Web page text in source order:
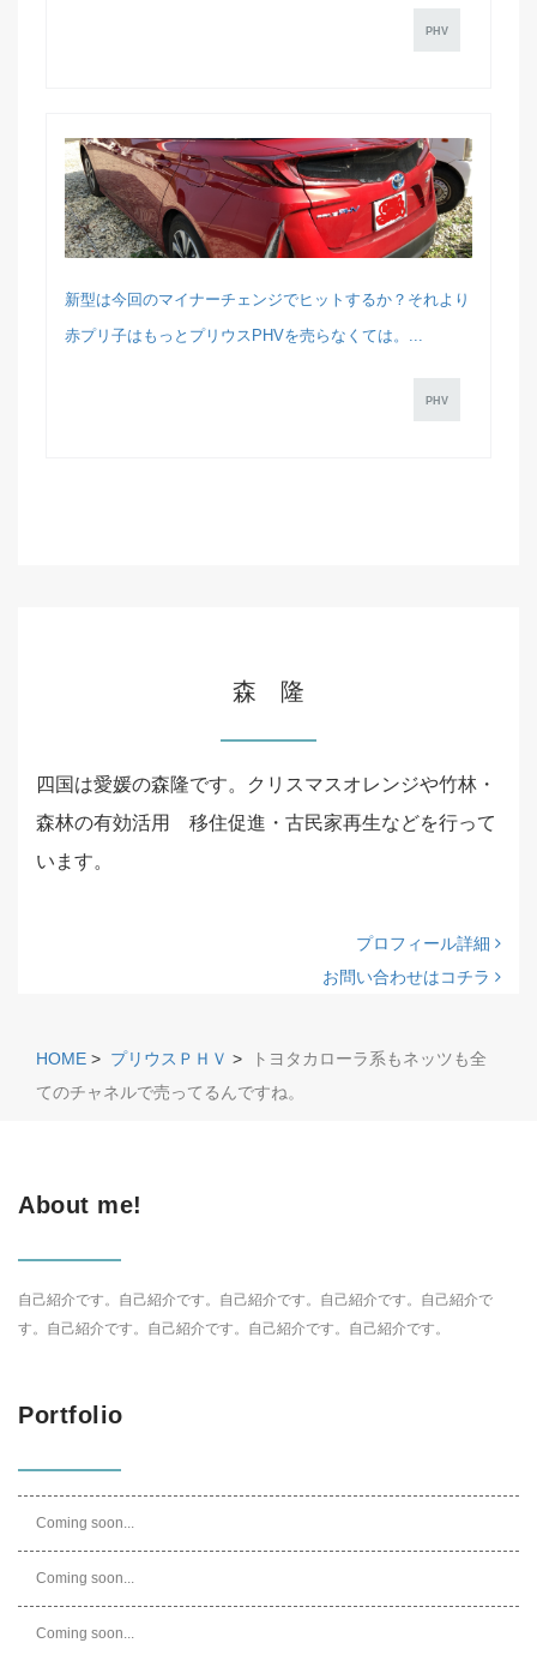
PHV
新型は今回のマイナーチェンジでヒットするか？それより
赤プリ子はもっとプリウスPHVを売らなくては。...
PHV
森 隆
四国は愛媛の森隆です。クリスマスオレンジや竹林・
森林の有効活用 移住促進・古民家再生などを行って
います。
プロフィール詳細
お問い合わせはコチラ
HOME > プリウスＰＨＶ >
トヨタカローラ系もネッツも全
てのチャネルで売ってるんですね。
About me!
自己紹介です。自己紹介です。自己紹介です。自己紹介です。自己紹介で
す。自己紹介です。自己紹介です。自己紹介です。自己紹介です。
Portfolio
Coming soon...
Coming soon...
Coming soon...